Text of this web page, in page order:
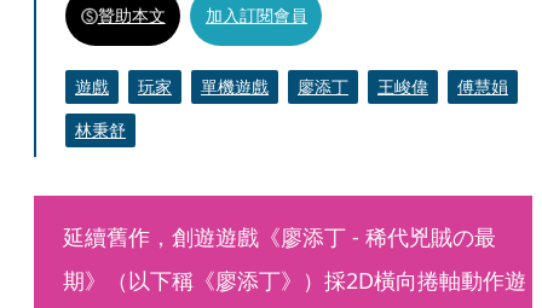
贊助本文 加入訂閱會員
遊戲 玩家 單機遊戲 廖添丁 王峻偉
傅慧娟
林秉舒
延續舊作，創遊遊戲《廖添丁 - 稀代兇賊の最
期》（以下稱《廖添丁》）採2D橫向捲軸動作遊